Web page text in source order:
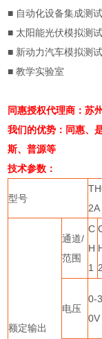
■ 自动化设备集成测试
■ 太阳能光伏模拟测试
■ 新动力汽车模拟测试
■ 教学实验室
同惠授权代理商：苏
我们的优势：同惠、
斯、普源等
技术参数：
型号
2A
额定输出
通道/
范围
C
H
1
2
电压
0-3
0V